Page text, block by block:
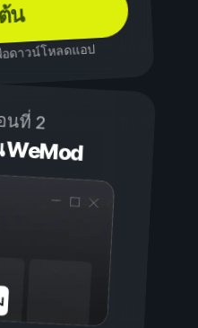
น
ดาวน์โหลดแอป
นที่ 2
WeMod